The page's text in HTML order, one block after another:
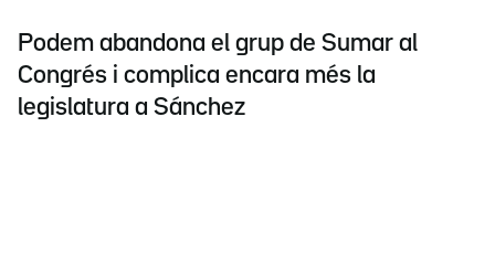
Podem abandona el grup de Sumar al
Congrés i complica encara més la
legislatura a Sánchez